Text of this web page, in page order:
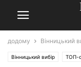
додому Вінницький
Вінницький вибір ТОП-